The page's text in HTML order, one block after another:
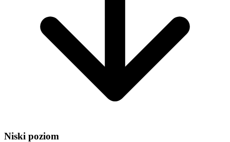
Niski poziom